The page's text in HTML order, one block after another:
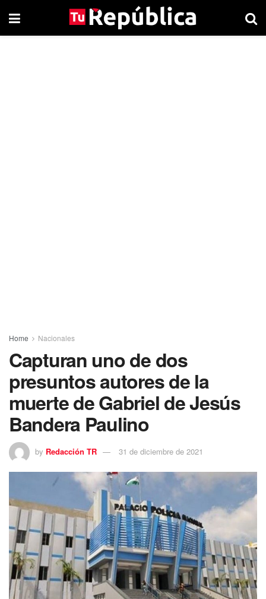
Home Nacionales
Capturan uno de dos
presuntos autores de la
muerte de Gabriel de Jesús
Bandera Paulino
by Redacción TR 31 de diciembre de 2021